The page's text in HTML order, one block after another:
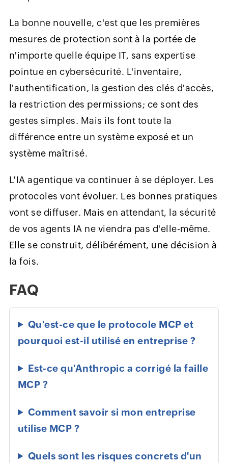
La bonne nouvelle, c'est que les premières
mesures de protection sont à la portée de
n'importe quelle équipe IT, sans expertise
pointue en cybersécurité. L'inventaire,
l'authentification, la gestion des clés d'accès,
la restriction des permissions; ce sont des
gestes simples. Mais ils font toute la
différence entre un système exposé et un
système maîtrisé.
L'IA agentique va continuer à se déployer. Les
protocoles vont évoluer. Les bonnes pratiques
vont se diffuser. Mais en attendant, la sécurité
de vos agents IA ne viendra pas d'elle-même.
Elle se construit, délibérément, une décision à
la fois.
FAQ
Qu'est-ce que le protocole MCP et
pourquoi est-il utilisé en entreprise ?
Est-ce qu'Anthropic a corrigé la faille
MCP ?
Comment savoir si mon entreprise
utilise MCP ?
Quels sont les risques concrets d'un